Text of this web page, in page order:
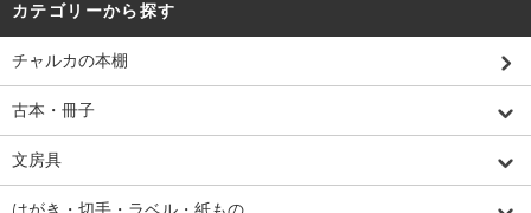
カテゴリーから探す
チャルカの本棚
古本・冊子
文房具